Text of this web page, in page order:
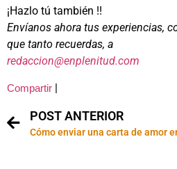
¡Hazlo tú también !!
Envíanos ahora tus experiencias,
que tanto recuerdas, a
redaccion@enplenitud.com
Compartir |
POST ANTERIOR
Cómo enviar una carta de amor